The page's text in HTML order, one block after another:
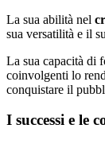
La sua abilità nel
sua versatilità e il
La sua capacità di
coinvolgenti lo
conquistare il
I successi e le